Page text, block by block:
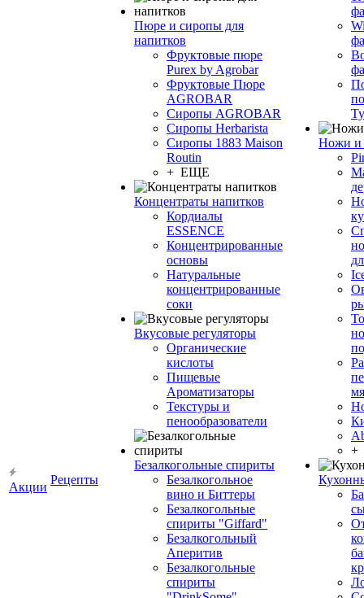
Акции
Рецепты
Пюре и сиропы для
напитков
Фруктовые пюре
Purex by Agrobar
Фруктовые Пюре
AGROBAR
Сиропы AGROBAR
Сиропы Herbarista
Сиропы 1883 Maison
Routin
+ ЕЩЕ
Концентраты напитков
Кордиалы
ESSENCE
Концентрированные
основы
Натуральные
концентрированные
соки
Вкусовые регуляторы
Органические
кислоты
Пищевые
Ароматизаторы
Текстуры и
пенообразователи
Безалкогольные спириты
Безалкогольное
вино и Биттеры
Безалкогольные
спириты "Giffard"
Безалкогольный
Аперитив
Безалкогольные
спириты
Ножи и
+